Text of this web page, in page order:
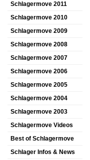
Schlagermove 2011
Schlagermove 2010
Schlagermove 2009
Schlagermove 2008
Schlagermove 2007
Schlagermove 2006
Schlagermove 2005
Schlagermove 2004
Schlagermove 2003
Schlagermove Videos
Best of Schlagermove
Schlager Infos & News